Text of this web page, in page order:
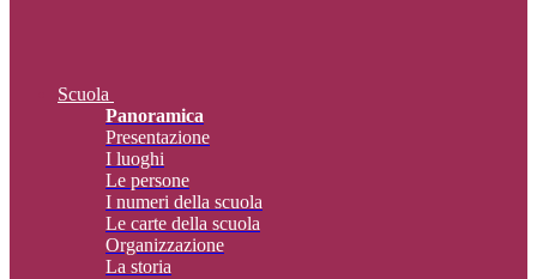
Scuola
Panoramica
Presentazione
I luoghi
Le persone
I numeri della scuola
Le carte della scuola
Organizzazione
La storia